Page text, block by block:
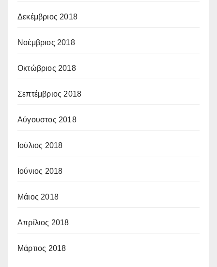
Δεκέμβριος 2018
Νοέμβριος 2018
Οκτώβριος 2018
Σεπτέμβριος 2018
Αύγουστος 2018
Ιούλιος 2018
Ιούνιος 2018
Μάιος 2018
Απρίλιος 2018
Μάρτιος 2018